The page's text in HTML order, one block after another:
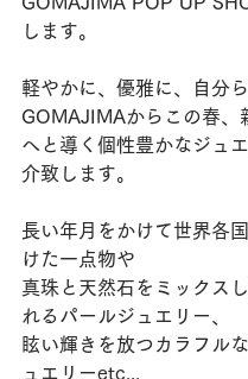
します。
軽やかに、優雅に、自分ら
GOMAJIMAからこの春、
へと導く個性豊かなジュ
介致します。
長い年月をかけて世界各
けた一点物や
真珠と天然石をミックス
れるパールジュエリー、
眩い輝きを放つカラフル
ュエリーetc...